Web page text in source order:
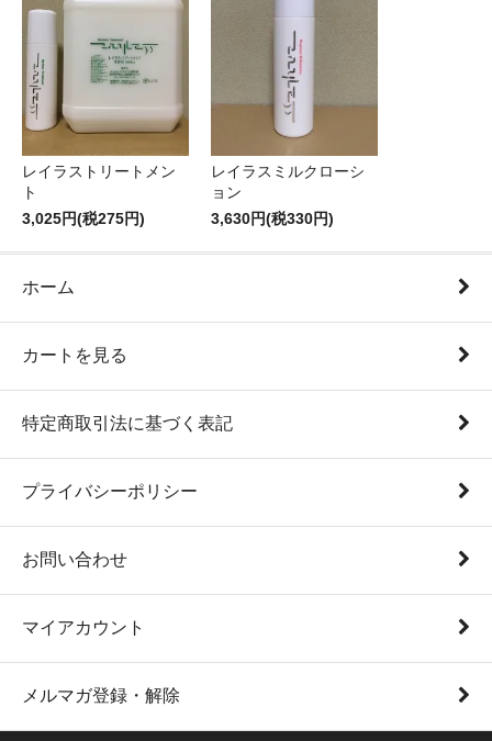
レイラストリートメン
ト
3,025円(税275円)
レイラスミルクローシ
ョン
3,630円(税330円)
ホーム
カートを見る
特定商取引法に基づく表記
プライバシーポリシー
お問い合わせ
マイアカウント
メルマガ登録・解除